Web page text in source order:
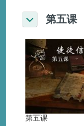
折叠 第五课
第五课